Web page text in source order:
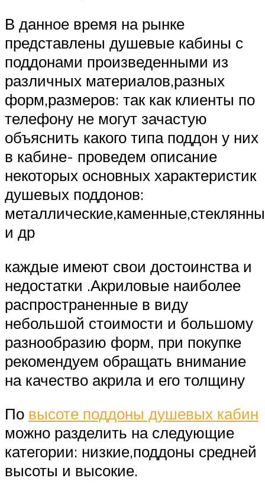
В данное время на рынке
представлены душевые кабины с
поддонами произведенными из
различных материалов,разных
форм,размеров: так как клиенты по
телефону не могут зачастую
объяснить какого типа поддон у них
в кабине- проведем описание
некоторых основных характеристик
душевых поддонов:
и др
каждые имеют свои достоинства и
недостатки .Акриловые наиболее
распространенные в виду
небольшой стоимости и большому
разнообразию форм, при покупке
рекомендуем обращать внимание
на качество акрила и его толщину
По высоте поддоны душевых кабин
можно разделить на следующие
категории: низкие,поддоны средней
высоты и высокие.